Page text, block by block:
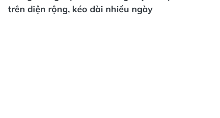
trên diện rộng, kéo dài nhiều ngày